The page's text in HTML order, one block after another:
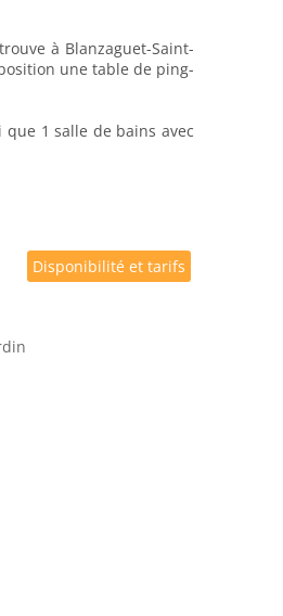
à Blanzaguet-Saint-
une table de ping-
1 salle de bains avec
Disponibilité et tarifs